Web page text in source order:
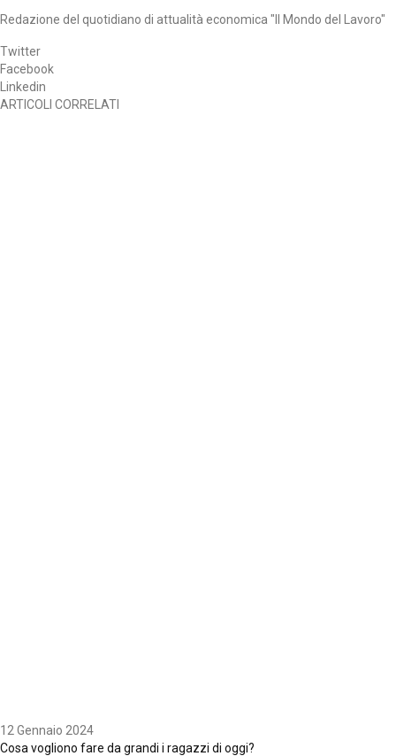
Redazione del quotidiano di attualità economica "Il Mondo del Lavoro"
Twitter
Facebook
Linkedin
ARTICOLI CORRELATI
12 Gennaio 2024
Cosa vogliono fare da grandi i ragazzi di oggi?